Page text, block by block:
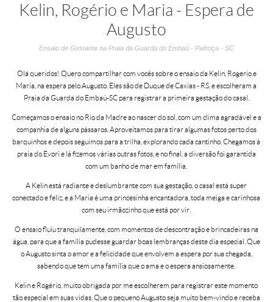
Kelin, Rogério e Maria - Espera de
Augusto
Ensaio de Gestante na Praia da Guarda do Embaú - Palhoça - SC
Olá queridos! Quero compartilhar com vocês sobre o ensaio da Kelin, Rogerio e
Maria, na espera pelo Augusto. Eles são de Duque de Caxias - RS, e escolheram a
Praia da Guarda do Embaú-SC para registrar a primeira gestação do casal.
Começamos o ensaio no Rio da Madre ao nascer do sol, com um clima agradável e a
companhia de alguns pássaros. Aproveitamos para tirar algumas fotos perto dos
barquinhos e depois seguimos para a trilha, explorando cada cantinho. Chegamos à
praia do Evori e lá fizemos várias outras fotos, e no final, a diversão foi garantida
com um banho de mar em família.
A Kelin está radiante e deslumbrante com sua gestação, o casal está super
conectado e feliz, e a Maria é uma princesinha encantadora, toda meiga e carinhosa
com seu irmãozinho que está por vir.
O ensaio fluiu tranquilamente, com momentos de descontração e brincadeiras na
água, para que a família pudesse guardar boas lembranças deste dia especial. Que
o Augusto sinta o amor e a felicidade que envolvem a espera por sua chegada,
sabendo que tem uma família que o ama e o espera ansiosamente.
Kelin e Rogério, muito obrigada por me escolherem para registrar este momento
tão especial em suas vidas. Que o pequeno Augusto seja muito bem-vindo e receba